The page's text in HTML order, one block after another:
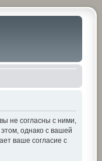
не согласны с ними,
однако с вашей
ваше согласие с